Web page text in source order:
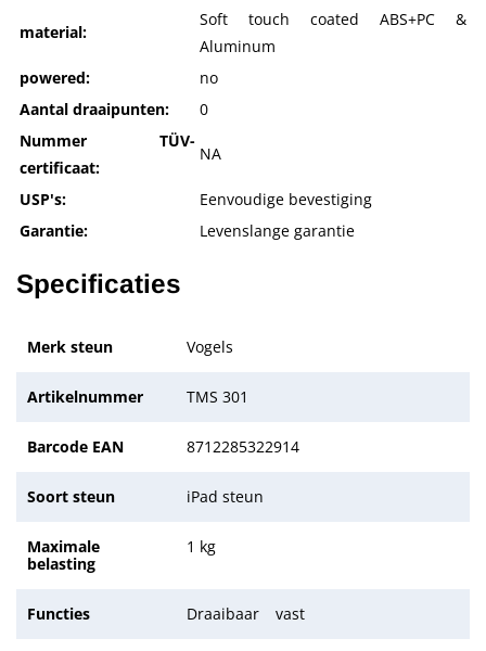
Specificaties
Merk steun Vogels
Artikelnummer TMS 301
Barcode EAN 8712285322914
Soort steun iPad steun
Maximale
belasting
1 kg
Functies Draaibaar vast
material:
Soft touch coated ABS+PC &
Aluminum
powered:
no
Aantal draaipunten:
0
Nummer TÜV-
certificaat:
NA
USP's:
Eenvoudige bevestiging
Garantie:
Levenslange garantie